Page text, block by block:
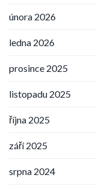
února 2026
ledna 2026
prosince 2025
listopadu 2025
října 2025
září 2025
srpna 2024